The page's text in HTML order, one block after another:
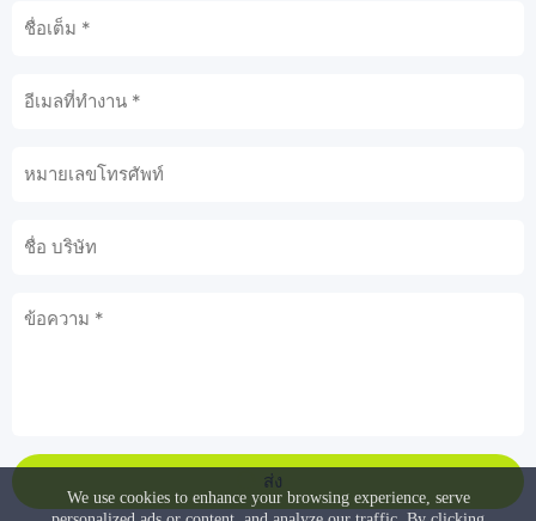
ส่ง
We use cookies to enhance your browsing experience, serve